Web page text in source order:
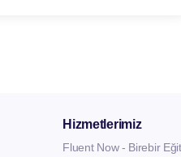
Hizmetlerimiz
Fluent Now - Birebir